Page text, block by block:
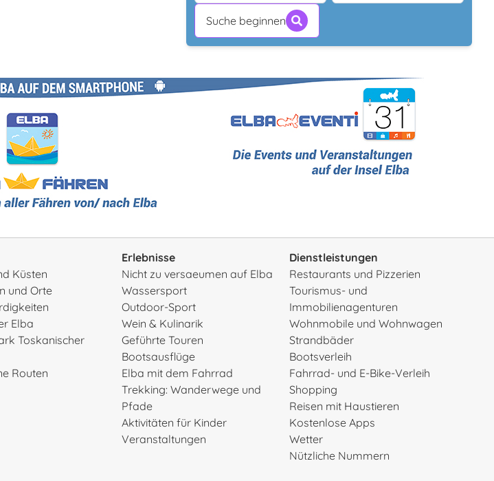
Suche beginnen
Küsten
und Orte
Elba
Toskanischer
Routen
Erlebnisse
Nicht zu versaeumen auf Elba
Wassersport
Outdoor-Sport
Wein & Kulinarik
Geführte Touren
Bootsausflüge
Elba mit dem Fahrrad
Trekking: Wanderwege und
Pfade
Aktivitäten für Kinder
Veranstaltungen
Dienstleistungen
Restaurants und Pizzerien
Tourismus- und
Immobilienagenturen
Wohnmobile und Wohnwagen
Strandbäder
Bootsverleih
Fahrrad- und E-Bike-Verleih
Shopping
Reisen mit Haustieren
Kostenlose Apps
Wetter
Nützliche Nummern